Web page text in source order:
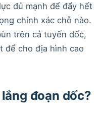
đủ mạnh để đẩy hết
chính xác chỗ nào.
trên cả tuyến dốc,
để cho địa hình cao
đoạn dốc?